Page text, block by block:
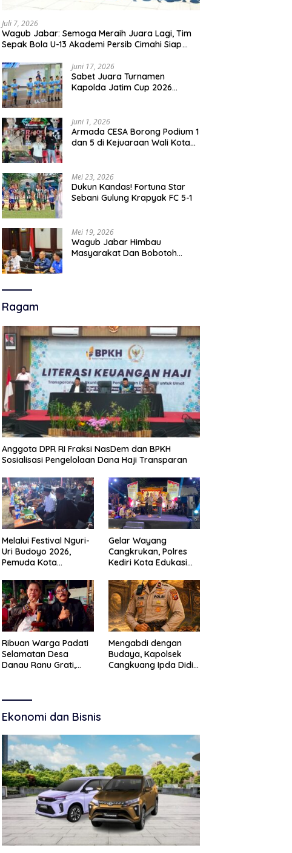
Pengembalian Mencuat,
Terima Informasi Resmi
Pemeliharaan Kali Lubawang
Juli 7, 2026
Wagub Jabar: Semoga Meraih Juara Lagi, Tim
Sepak Bola U-13 Akademi Persib Cimahi Siap
Juni 17, 2026
Sabet Juara Turnamen
Kapolda Jatim Cup 2026
Membanggakan
Juni 1, 2026
Armada CESA Borong Podium 1
dan 5 di Kejuaraan Wali Kota
Mei 23, 2026
Dukun Kandas! Fortuna Star
Sebani Gulung Krapyak FC 5-1
Mei 19, 2026
Wagub Jabar Himbau
Masyarakat Dan Bobotoh
Ragam
Anggota DPR RI Fraksi NasDem dan BPKH
Sosialisasi Pengelolaan Dana Haji Transparan
Melalui Festival Nguri-
Uri Budoyo 2026,
Pemuda Kota
Karakter Kebudayaan
dan Bebas Narkoba
Gelar Wayang
Cangkrukan, Polres
Kediri Kota Edukasi
Seni Budaya
Ribuan Warga Padati
Selamatan Desa
Danau Ranu Grati,
Pemkab
Mengabdi dengan
Budaya, Kapolsek
Cangkuang Ipda Didi
Ekonomi dan Bisnis